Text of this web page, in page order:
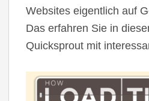
Websites eigentlich auf
Das erfahren Sie in
Quicksprout mit